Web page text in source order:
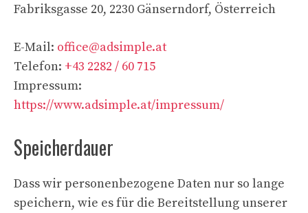
Fabriksgasse 20, 2230 Gänserndorf, Österreich
E-Mail: office@adsimple.at
Telefon: +43 2282 / 60 715
Impressum:
https://www.adsimple.at/impressum/
Speicherdauer
Dass wir personenbezogene Daten nur so lange
speichern, wie es für die Bereitstellung unserer